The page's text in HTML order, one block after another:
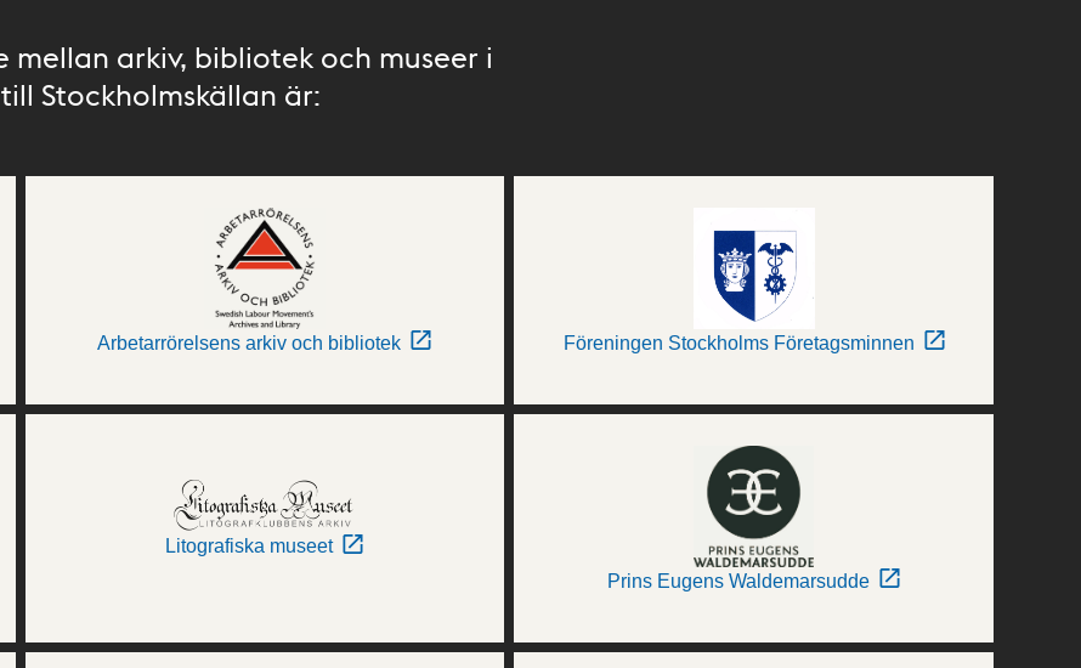
arkiv, bibliotek och museer i
Stockholmskällan är:
Arbetarrörelsens arkiv och bibliotek Föreningen Stockholms Företagsminnen
Litografiska museet
Prins Eugens Waldemarsudde